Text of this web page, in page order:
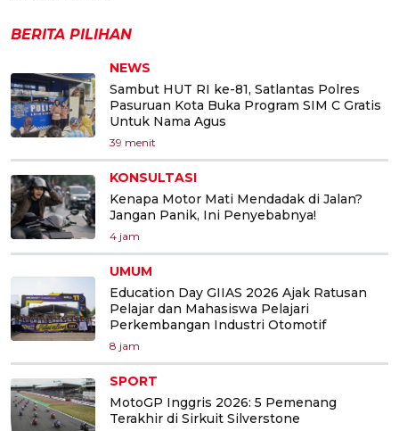
BERITA PILIHAN
NEWS
Sambut HUT RI ke-81, Satlantas Polres
Pasuruan Kota Buka Program SIM C Gratis
Untuk Nama Agus
39 menit
KONSULTASI
Kenapa Motor Mati Mendadak di Jalan?
Jangan Panik, Ini Penyebabnya!
4 jam
UMUM
Education Day GIIAS 2026 Ajak Ratusan
Pelajar dan Mahasiswa Pelajari
Perkembangan Industri Otomotif
8 jam
SPORT
MotoGP Inggris 2026: 5 Pemenang
Terakhir di Sirkuit Silverstone